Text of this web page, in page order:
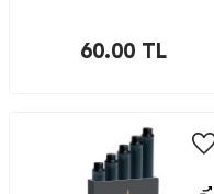
60.00TL